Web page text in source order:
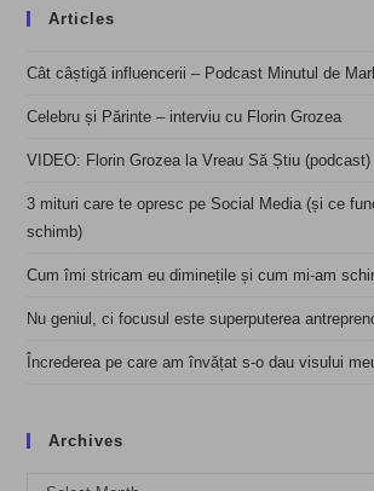
Articles
Cât câștigă influencerii – Podcast Minutul de
Celebru și Părinte – interviu cu Florin Grozea
VIDEO: Florin Grozea la Vreau Să Știu (podcast)
3 mituri care te opresc pe Social Media (și ce
schimb)
Cum îmi stricam eu diminețile și cum mi-am
Nu geniul, ci focusul este superputerea
Încrederea pe care am învățat s-o dau visului
Archives
Archives